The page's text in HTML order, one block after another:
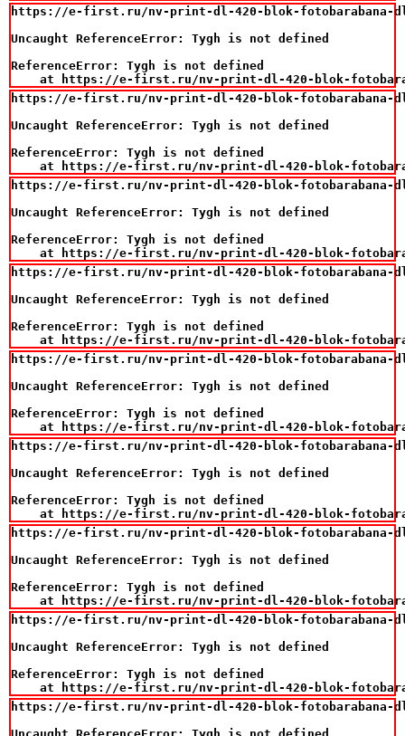
https://e-first.ru/nv-print-dl-420-blok-fotobarabana-dlya-
Uncaught ReferenceError: Tygh is not defined
ReferenceError: Tygh is not defined
at https://e-first.ru/nv-print-dl-420-blok-
https://e-first.ru/nv-print-dl-420-blok-fotobarabana-dlya-
Uncaught ReferenceError: Tygh is not defined
ReferenceError: Tygh is not defined
at https://e-first.ru/nv-print-dl-420-blok-
https://e-first.ru/nv-print-dl-420-blok-fotobarabana-dlya-
Uncaught ReferenceError: Tygh is not defined
ReferenceError: Tygh is not defined
at https://e-first.ru/nv-print-dl-420-blok-
https://e-first.ru/nv-print-dl-420-blok-fotobarabana-dlya-
Uncaught ReferenceError: Tygh is not defined
ReferenceError: Tygh is not defined
at https://e-first.ru/nv-print-dl-420-blok-
https://e-first.ru/nv-print-dl-420-blok-fotobarabana-dlya-
Uncaught ReferenceError: Tygh is not defined
ReferenceError: Tygh is not defined
at https://e-first.ru/nv-print-dl-420-blok-
https://e-first.ru/nv-print-dl-420-blok-fotobarabana-dlya-
Uncaught ReferenceError: Tygh is not defined
ReferenceError: Tygh is not defined
at https://e-first.ru/nv-print-dl-420-blok-
https://e-first.ru/nv-print-dl-420-blok-fotobarabana-dlya-
Uncaught ReferenceError: Tygh is not defined
ReferenceError: Tygh is not defined
at https://e-first.ru/nv-print-dl-420-blok-
https://e-first.ru/nv-print-dl-420-blok-fotobarabana-dlya-
Uncaught ReferenceError: Tygh is not defined
ReferenceError: Tygh is not defined
at https://e-first.ru/nv-print-dl-420-blok-
https://e-first.ru/nv-print-dl-420-blok-fotobarabana-dlya-